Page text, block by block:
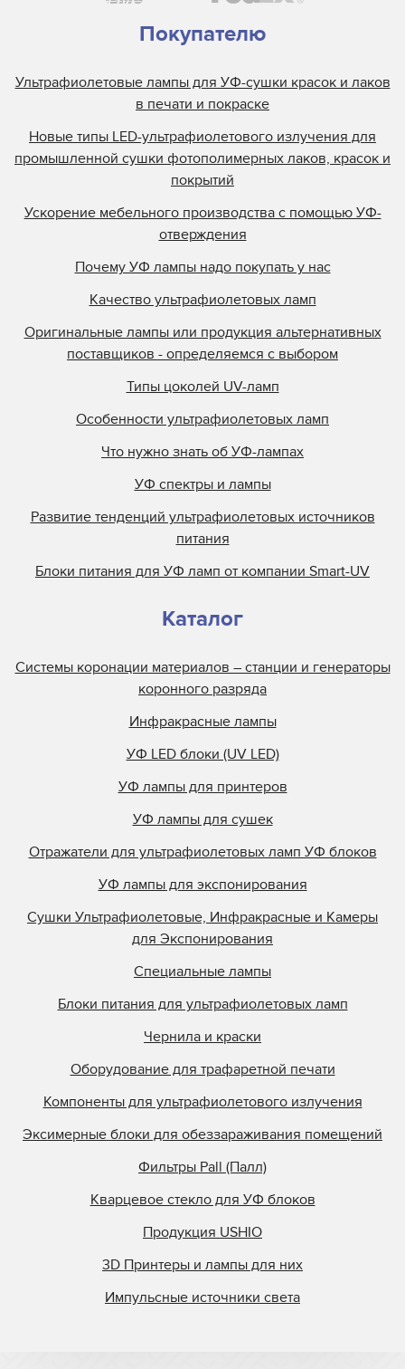
Покупателю
Ультрафиолетовые лампы для УФ-сушки красок и лаков
в печати и покраске
Новые типы LED-ультрафиолетового излучения для
промышленной сушки фотополимерных лаков, красок и
покрытий
Ускорение мебельного производства с помощью УФ-
отверждения
Почему УФ лампы надо покупать у нас
Качество ультрафиолетовых ламп
Оригинальные лампы или продукция альтернативных
поставщиков - определяемся с выбором
Типы цоколей UV-ламп
Особенности ультрафиолетовых ламп
Что нужно знать об УФ-лампах
УФ спектры и лампы
Развитие тенденций ультрафиолетовых источников
питания
Блоки питания для УФ ламп от компании Smart-UV
Каталог
Системы коронации материалов – станции и генераторы
коронного разряда
Инфракрасные лампы
УФ LED блоки (UV LED)
УФ лампы для принтеров
УФ лампы для сушек
Отражатели для ультрафиолетовых ламп УФ блоков
УФ лампы для экспонирования
Сушки Ультрафиолетовые, Инфракрасные и Камеры
для Экспонирования
Специальные лампы
Блоки питания для ультрафиолетовых ламп
Чернила и краски
Оборудование для трафаретной печати
Компоненты для ультрафиолетового излучения
Эксимерные блоки для обеззараживания помещений
Фильтры Pall (Палл)
Кварцевое стекло для УФ блоков
Продукция USHIO
3D Принтеры и лампы для них
Импульсные источники света